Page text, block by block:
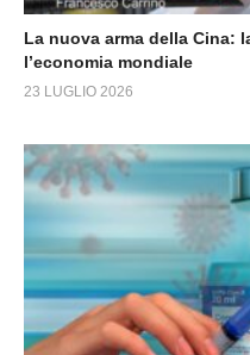
La nuova arma della Cina:
l’economia mondiale
23 LUGLIO 2026